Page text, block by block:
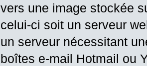
vers une image stockée
celui-ci soit un serveur
un serveur nécessitant
boîtes e-mail Hotmail ou